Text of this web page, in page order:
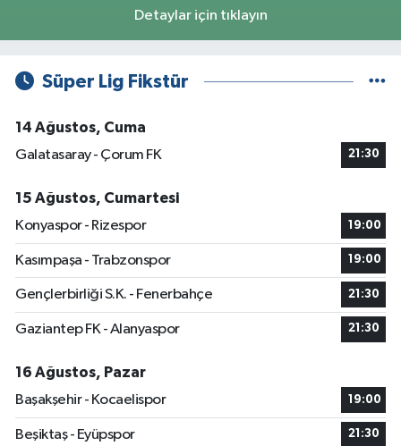
Detaylar için tıklayın
Süper Lig Fikstür
14 Ağustos, Cuma
Galatasaray - Çorum FK
21:30
15 Ağustos, Cumartesi
Konyaspor - Rizespor
19:00
Kasımpaşa - Trabzonspor 19:00
Gençlerbirliği S.K. - Fenerbahçe 21:30
Gaziantep FK - Alanyaspor 21:30
16 Ağustos, Pazar
Başakşehir - Kocaelispor
19:00
Beşiktaş - Eyüpspor 21:30